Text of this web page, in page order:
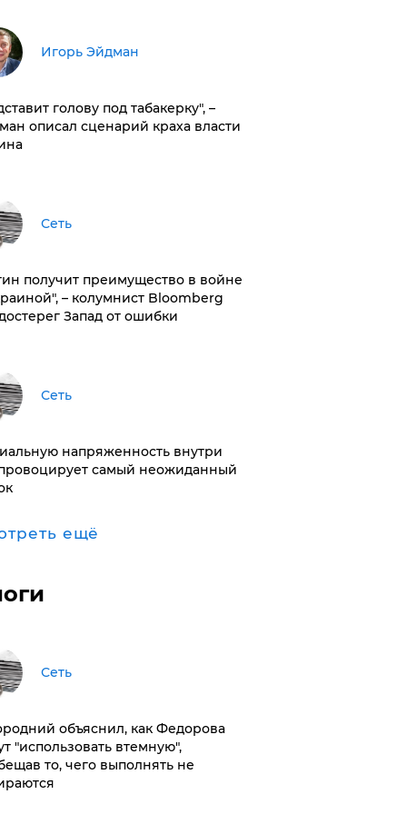
Игорь Эйдман
голову под табакерку", –
описал сценарий краха власти
Сеть
получит преимущество в войне
– колумнист Bloomberg
Запад от ошибки
Сеть
напряженность внутри
самый неожиданный
ещё
Сеть
объяснил, как Федорова
"использовать втемную",
то, чего выполнять не